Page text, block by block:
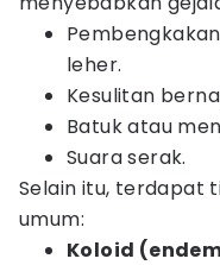
leher.
Kesulitan
Batuk atau
Suara serak.
Selain itu, terdapat
umum:
Koloid